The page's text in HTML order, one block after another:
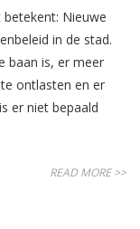
Nieuwe
in de stad.
baan is, er meer
ontlasten en er
er niet bepaald
READ MORE >>